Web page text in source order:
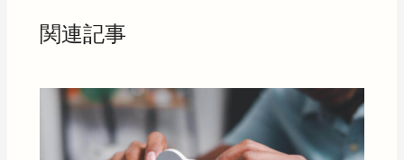
関連記事